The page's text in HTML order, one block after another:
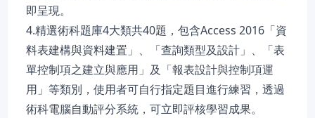
即呈現。
4.精選術科題庫4大類共40題，包含Access 2016「資
料表建構與資料建置」、「查詢類型及設計」、「表
單控制項之建立與應用」及「報表設計與控制項運
用」等類別，使用者可自行指定題目進行練習，透過
術科電腦自動評分系統，可立即評核學習成果。